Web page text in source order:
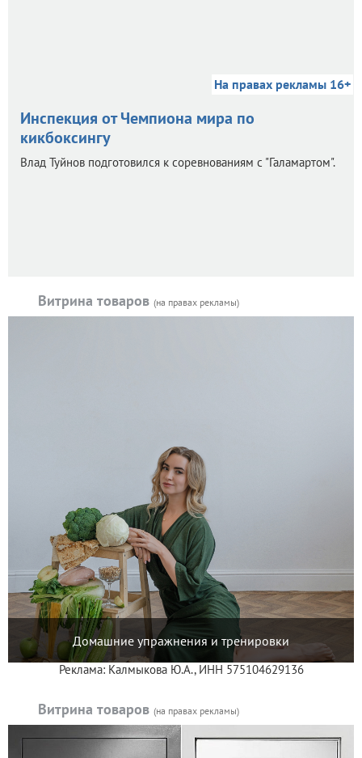
На правах рекламы 16+
Инспекция от Чемпиона мира по
кикбоксингу
Влад Туйнов подготовился к соревнованиям с "Галамартом".
Витрина товаров (на правах рекламы)
Домашние упражнения и тренировки
Реклама: Калмыкова Ю.А., ИНН 575104629136
Витрина товаров (на правах рекламы)